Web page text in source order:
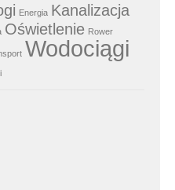
Energia Kanalizacja
Oświetlenie Rower
Wodociągi